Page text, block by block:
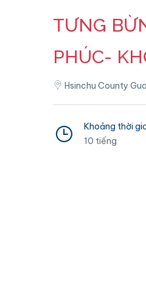
TƯNG
PHÚC-
Hsinchu County
Khoảng thời
10 tiếng